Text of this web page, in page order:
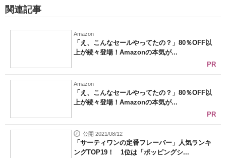
関連記事
Amazon
「え、こんなセールやってたの？」80％OFF以
上が続々登場！Amazonの本気が...
PR
Amazon
「え、こんなセールやってたの？」80％OFF以
上が続々登場！Amazonの本気が...
PR
公開 2021/08/12
「サーティワンの定番フレーバー」人気ランキ
ングTOP19！ 1位は「ポッピングシ...